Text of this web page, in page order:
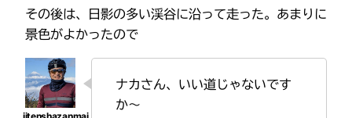
その後は、日影の多い渓谷に沿って走った。あまりに
景色がよかったので
ナカさん、いい道じゃないです
か〜